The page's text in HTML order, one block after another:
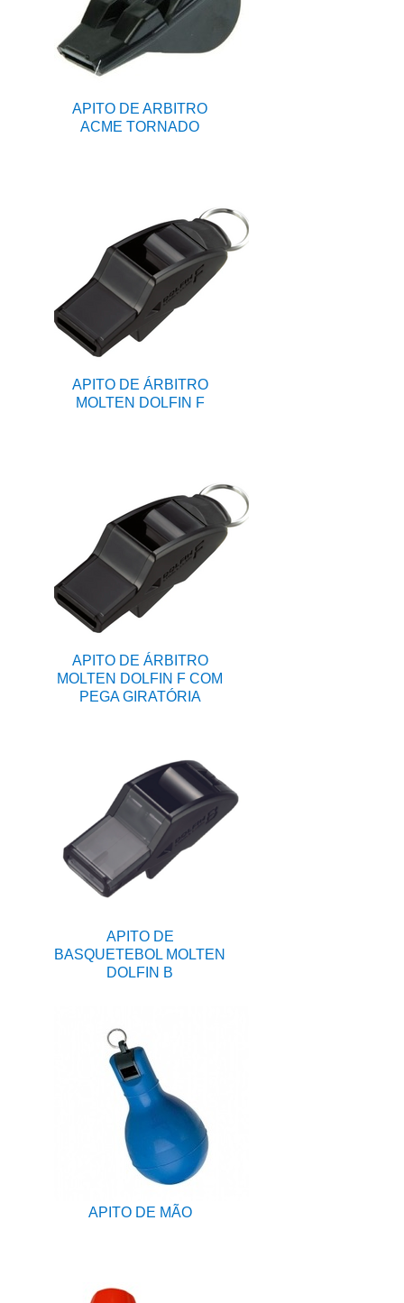
APITO DE ARBITRO
ACME TORNADO
APITO DE ÁRBITRO
MOLTEN DOLFIN F
APITO DE ÁRBITRO
MOLTEN DOLFIN F COM
PEGA GIRATÓRIA
APITO DE
BASQUETEBOL MOLTEN
DOLFIN B
APITO DE MÃO